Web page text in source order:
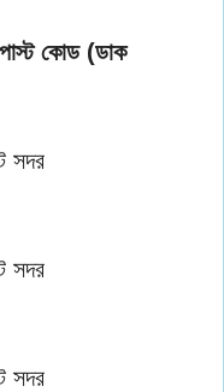
(ডাক
সদর
সদর
সদর
সদর